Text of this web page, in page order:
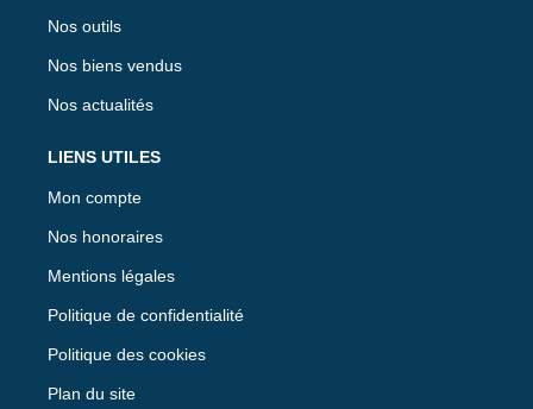
Nos outils
Nos biens vendus
Nos actualités
LIENS UTILES
Mon compte
Nos honoraires
Mentions légales
Politique de confidentialité
Politique des cookies
Plan du site